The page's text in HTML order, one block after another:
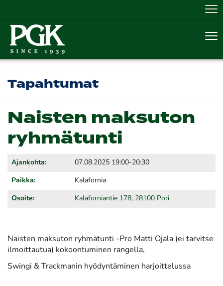
Tapahtumat
Naisten maksuton
ryhmätunti
Ajankohta: 07.08.2025 19:00-20:30
Paikka: Kalafornia
Osoite: Kalaforniantie 178, 28100 Pori
Naisten maksuton ryhmätunti -Pro Matti Ojala (ei tarvitse
ilmoittautua) kokoontuminen rangella,
Swingi & Trackmanin hyödyntäminen harjoittelussa